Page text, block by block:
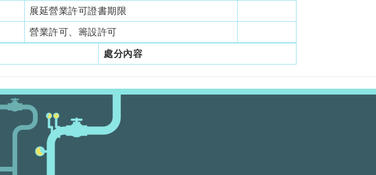
展延營業許可證書期限
營業許可、籌設許可
處分內容